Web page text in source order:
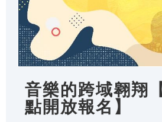
音樂的跨域翱翔
點開放報名】